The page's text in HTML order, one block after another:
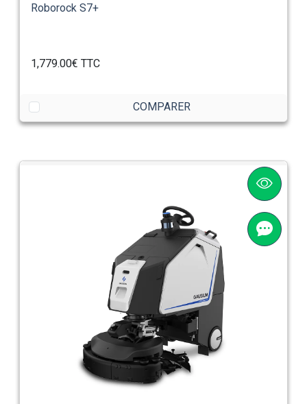
Roborock S7+
1,779.00€ TTC
COMPARER